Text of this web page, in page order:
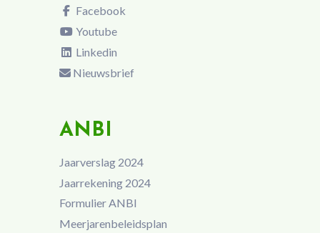
Facebook
Youtube
Linkedin
Nieuwsbrief
ANBI
Jaarverslag 2024
Jaarrekening 2024
Formulier ANBI
Meerjarenbeleidsplan